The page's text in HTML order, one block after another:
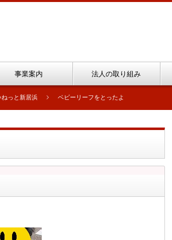
事業案内 法人の取り組み
っと新居浜 ベビーリーフをとったよ